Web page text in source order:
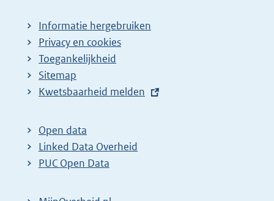
Informatie hergebruiken
Privacy en cookies
Toegankelijkheid
Sitemap
E
t
e
r
Kwetsbaarheid melden
Open data
Linked Data Overheid
PUC Open Data